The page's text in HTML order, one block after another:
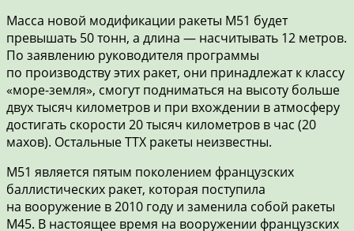
Масса новой модификации ракеты М51 будет
превышать 50 тонн, а длина — насчитывать 12 метров.
По заявлению руководителя программы
по производству этих ракет, они принадлежат к классу
«море-земля», смогут подниматься на высоту больше
двух тысяч километров и при вхождении в атмосферу
достигать скорости 20 тысяч километров в час (20
махов). Остальные ТТХ ракеты неизвестны.
М51 является пятым поколением французских
баллистических ракет, которая поступила
на вооружение в 2010 году и заменила собой ракеты
М45. В настоящее время на вооружении французских